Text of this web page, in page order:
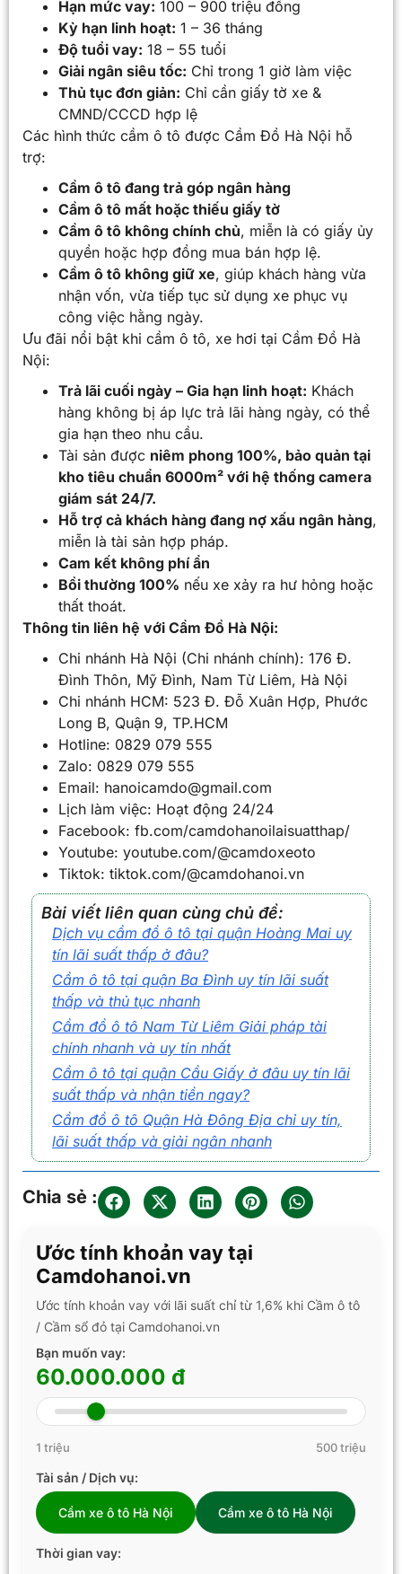
Hạn mức vay: 100 – 900 triệu đồng
Kỳ hạn linh hoạt: 1 – 36 tháng
Độ tuổi vay: 18 – 55 tuổi
Giải ngân siêu tốc: Chỉ trong 1 giờ làm việc
Thủ tục đơn giản: Chỉ cần giấy tờ xe &
CMND/CCCD hợp lệ
Các hình thức cầm ô tô được Cầm Đồ Hà Nội hỗ
trợ:
Cầm ô tô đang trả góp ngân hàng
Cầm ô tô mất hoặc thiếu giấy tờ
Cầm ô tô không chính chủ, miễn là có giấy ủy
quyền hoặc hợp đồng mua bán hợp lệ.
Cầm ô tô không giữ xe, giúp khách hàng vừa
nhận vốn, vừa tiếp tục sử dụng xe phục vụ
công việc hằng ngày.
Ưu đãi nổi bật khi cầm ô tô, xe hơi tại Cầm Đồ Hà
Nội:
Trả lãi cuối ngày – Gia hạn linh hoạt: Khách
hàng không bị áp lực trả lãi hàng ngày, có thể
gia hạn theo nhu cầu.
Tài sản được niêm phong 100%, bảo quản tại
kho tiêu chuẩn 6000m² với hệ thống camera
giám sát 24/7.
Hỗ trợ cả khách hàng đang nợ xấu ngân hàng,
miễn là tài sản hợp pháp.
Cam kết không phí ẩn
Bồi thường 100% nếu xe xảy ra hư hỏng hoặc
thất thoát.
Thông tin liên hệ với Cầm Đồ Hà Nội:
Chi nhánh Hà Nội (Chi nhánh chính): 176 Đ.
Đình Thôn, Mỹ Đình, Nam Từ Liêm, Hà Nội
Chi nhánh HCM: 523 Đ. Đỗ Xuân Hợp, Phước
Long B, Quận 9, TP.HCM
Hotline: 0829 079 555
Zalo: 0829 079 555
Email: hanoicamdo@gmail.com
Lịch làm việc: Hoạt động 24/24
Facebook: fb.com/camdohanoilaisuatthap/
Youtube: youtube.com/@camdoxeoto
Tiktok: tiktok.com/@camdohanoi.vn
Bài viết liên quan cùng chủ đề:
Dịch vụ cầm đồ ô tô tại quận Hoàng Mai uy
tín lãi suất thấp ở đâu?
Cầm ô tô tại quận Ba Đình uy tín lãi suất
thấp và thủ tục nhanh
Cầm đồ ô tô Nam Từ Liêm Giải pháp tài
chính nhanh và uy tín nhất
Cầm ô tô tại quận Cầu Giấy ở đâu uy tín lãi
suất thấp và nhận tiền ngay?
Cầm đồ ô tô Quận Hà Đông Địa chỉ uy tín,
lãi suất thấp và giải ngân nhanh
Chia sẻ :
Ước tính khoản vay tại
Camdohanoi.vn
Ước tính khoản vay với lãi suất chỉ từ 1,6% khi Cầm ô tô
/ Cầm sổ đỏ tại Camdohanoi.vn
Bạn muốn vay:
60.000.000 đ
1 triệu 500 triệu
Tài sản / Dịch vụ:
Cầm xe ô tô Hà Nội Cầm xe ô tô Hà Nội
Thời gian vay: